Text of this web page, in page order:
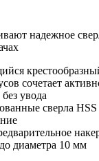
надежное
сочетает
увода
сверла
диаметра 10 мм